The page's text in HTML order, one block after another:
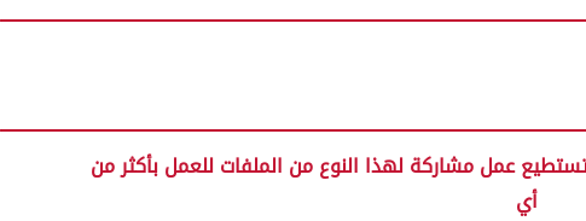
عمل مشاركة لهذا النوع من الملفات للعمل بأكثر من
أي